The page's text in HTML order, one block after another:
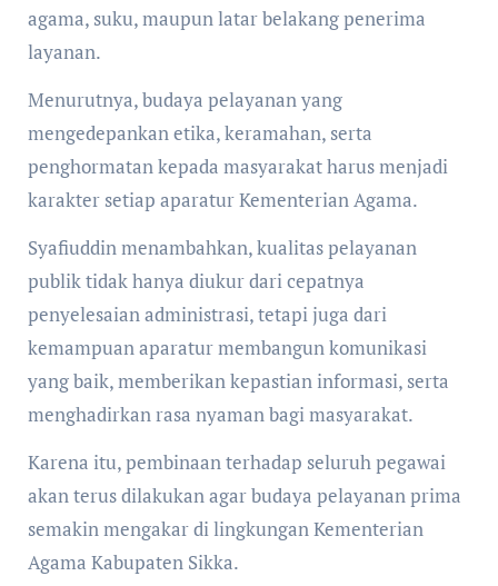
agama, suku, maupun latar belakang penerima
layanan.
Menurutnya, budaya pelayanan yang
mengedepankan etika, keramahan, serta
penghormatan kepada masyarakat harus menjadi
karakter setiap aparatur Kementerian Agama.
Syafiuddin menambahkan, kualitas pelayanan
publik tidak hanya diukur dari cepatnya
penyelesaian administrasi, tetapi juga dari
kemampuan aparatur membangun komunikasi
yang baik, memberikan kepastian informasi, serta
menghadirkan rasa nyaman bagi masyarakat.
Karena itu, pembinaan terhadap seluruh pegawai
akan terus dilakukan agar budaya pelayanan prima
semakin mengakar di lingkungan Kementerian
Agama Kabupaten Sikka.